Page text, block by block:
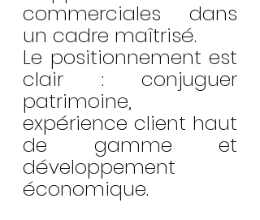
commerciales dans
un cadre maîtrisé.
Le positionnement est
clair : conjuguer
patrimoine,
expérience client haut
de gamme et
développement
économique.